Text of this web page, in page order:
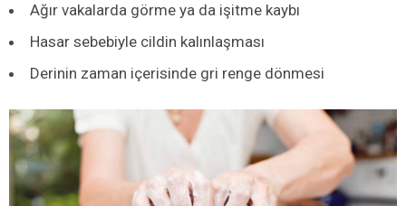
Ağır vakalarda görme ya da işitme kaybı
Hasar sebebiyle cildin kalınlaşması
Derinin zaman içerisinde gri renge dönmesi